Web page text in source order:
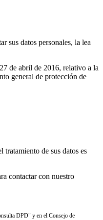
sus datos personales, la lea
de abril de 2016, relativo a la
general de protección de
de sus datos es
contactar con nuestro
DPD" y en el Consejo de